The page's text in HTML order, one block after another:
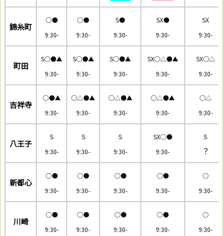
錦糸町
○●
9:30-
○●
9:30-
S●
9:30-
SX●
9:30-
SX
9:30-
町田
S○●▲
9:30-
S○●▲
9:30-
S○●▲
9:30-
SX○△●▲
9:30-
SX○△
9:30-
吉祥寺
○●▲
9:30-
○△●▲
9:30-
○△●▲
9:30-
○△●▲
9:30-
○△
9:30-
八王子
S
9:30-
S
9:30-
S
9:30-
SX◯●
9:30-
S
？
新都心
○●
9:30-
○●
9:30-
○●
9:30-
○●
9:30-
○
9:30-
川崎
○●
9:30-
○●
9:30-
○●
9:30-
○●
9:30-
○
9:30-